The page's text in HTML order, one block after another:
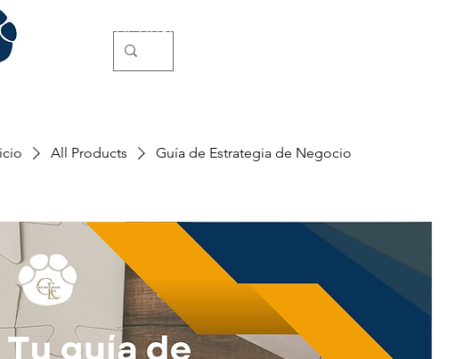
GE for Business
All Products Guía de Estrategia de Negocio